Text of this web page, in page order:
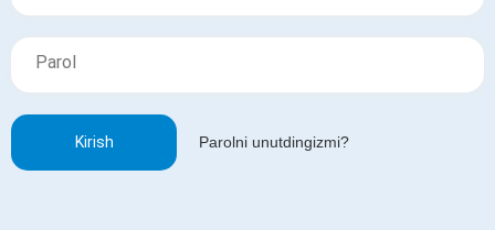
Kirish Parolni unutdingizmi?